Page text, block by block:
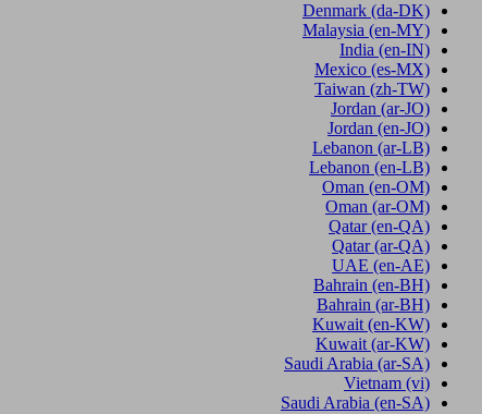
Denmark (da-DK)
Malaysia (en-MY)
India (en-IN)
Mexico (es-MX)
Taiwan (zh-TW)
Jordan (ar-JO)
Jordan (en-JO)
Lebanon (ar-LB)
Lebanon (en-LB)
Oman (en-OM)
Oman (ar-OM)
Qatar (en-QA)
Qatar (ar-QA)
UAE (en-AE)
Bahrain (en-BH)
Bahrain (ar-BH)
Kuwait (en-KW)
Kuwait (ar-KW)
Saudi Arabia (ar-SA)
Vietnam (vi)
Saudi Arabia (en-SA)